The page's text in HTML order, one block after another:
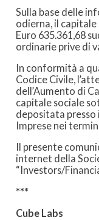
Sulla base delle
odierna, il capitale
Euro 635.361,68
ordinarie prive di
In conformità a
Codice Civile,
dell’Aumento di
capitale sociale
depositata
Imprese nei
Il presente
internet della
“Investors/
***
Cube Labs